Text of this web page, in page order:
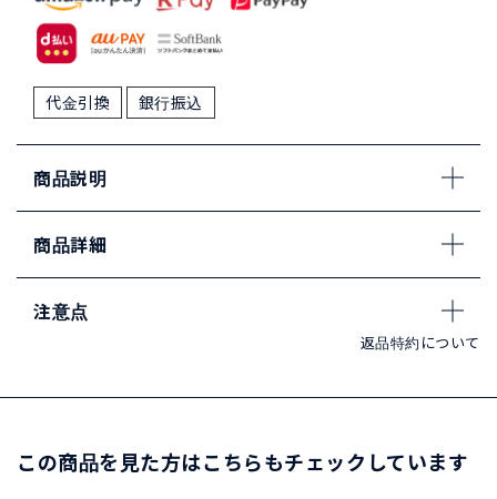
代金引換 銀行振込
商品説明
商品詳細
注意点
返品特約について
この商品を見た方はこちらもチェックしています